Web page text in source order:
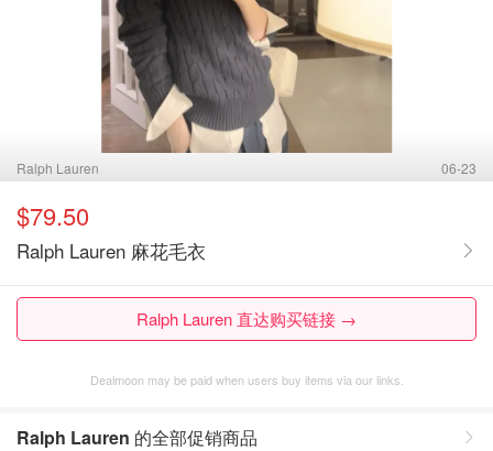
Ralph Lauren 06-23
$79.50
Ralph Lauren 麻花毛衣
Ralph Lauren 直达购买链接 →
Dealmoon may be paid when users buy items via our links.
Ralph Lauren 的全部促销商品